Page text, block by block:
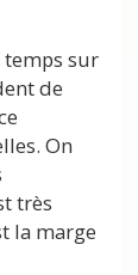
temps sur
de
On
très
la marge